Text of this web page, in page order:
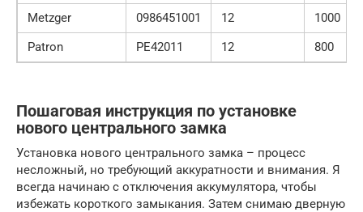
Metzger 0986451001 12
1000
Patron
PE42011 12 800
Пошаговая инструкция по установке
нового центрального замка
Установка нового центрального замка – процесс
несложный, но требующий аккуратности и внимания. Я
всегда начинаю с отключения аккумулятора, чтобы
избежать короткого замыкания. Затем снимаю дверную